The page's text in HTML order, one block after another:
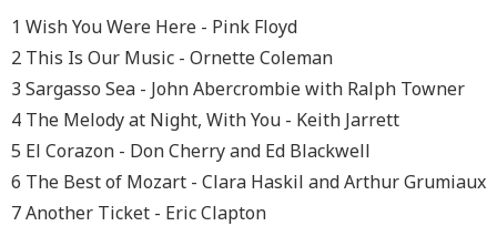
1 Wish You Were Here - Pink Floyd
2 This Is Our Music - Ornette Coleman
3 Sargasso Sea - John Abercrombie with Ralph Towner
4 The Melody at Night, With You - Keith Jarrett
5 El Corazon - Don Cherry and Ed Blackwell
6 The Best of Mozart - Clara Haskil and Arthur Grumiaux
7 Another Ticket - Eric Clapton